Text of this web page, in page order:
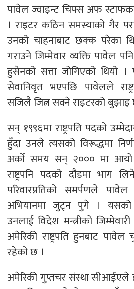
पावेल ज्वाइन्ट चिफ्स अफ
। राइटर कठिन समस्याको गैर
उनको चाहनाबाट छक्क परेका
गराउने जिम्मेवार व्यक्ति पावेल
हुसेनको सत्ता जोगिएको थियो
सेवानिवृत भएपछि पावेलले
सजिलै जित्न सक्ने राइटरको बुझाइ
सन् १९९६मा राष्ट्रपति पदको
हुँदा उनले त्यसको विरूद्धमा
अर्को समय सन् २००० मा
राष्ट्रपनि पदको दौडमा भाग
परिवारप्रतिको समर्पणले
अभियानमा जुट्न पुगे । यसको
उनलाई विदेश मन्त्रीको
अमेरिकी राष्ट्रपति हुनबाट
रहेको छ ।
अमेरिकी गुप्तचर संस्था सीआईएले